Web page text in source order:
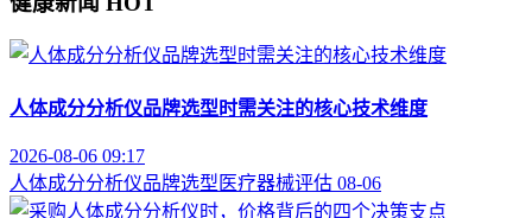
人体成分分析仪品牌选型时需关注的核心技术维度
2026-08-06 09:17
人体成分分析仪品牌选型 医疗器械评估 08-06